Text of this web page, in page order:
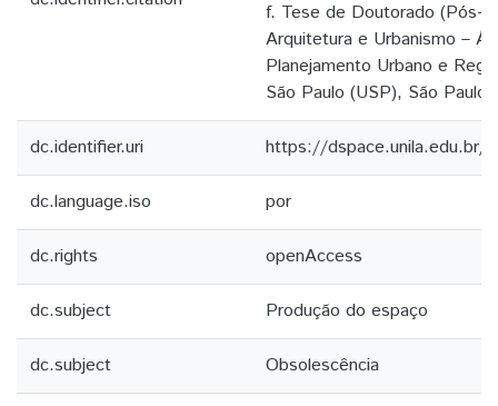
f. Tese de Doutorado (Pós-
Arquitetura e Urbanismo –
Planejamento Urbano e
São Paulo (USP), São Paulo,
dc.identifier.uri https://dspace.unila.edu.br/
dc.language.iso por
dc.rights openAccess
dc.subject Produção do espaço
dc.subject Obsolescência